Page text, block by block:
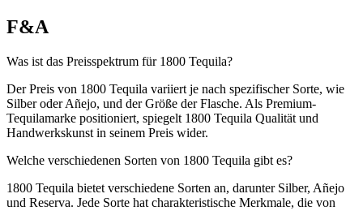
F&A
Was ist das Preisspektrum für 1800 Tequila?
Der Preis von 1800 Tequila variiert je nach spezifischer Sorte, wie
Silber oder Añejo, und der Größe der Flasche. Als Premium-
Tequilamarke positioniert, spiegelt 1800 Tequila Qualität und
Handwerkskunst in seinem Preis wider.
Welche verschiedenen Sorten von 1800 Tequila gibt es?
1800 Tequila bietet verschiedene Sorten an, darunter Silber, Añejo
und Reserva. Jede Sorte hat charakteristische Merkmale, die von